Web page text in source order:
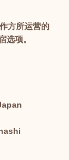
方所运营的
选项。